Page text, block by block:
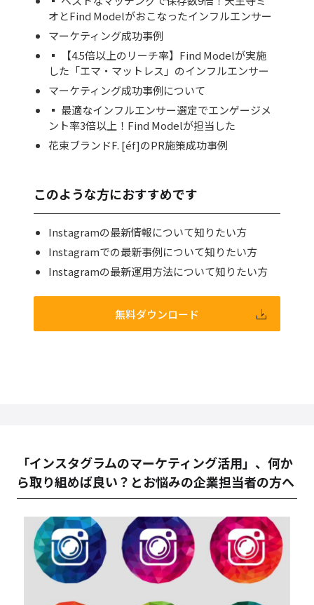
オとFind Modelがおこなったインフルエンサー
マーケティング成功事例
▪ 【4.5倍以上のリーチ率】Find Modelが実施
した「エマ・マットレス」のインフルエンサー
マーケティング成功事例について
▪ 最適なインフルエンサー選定でエンゲージメ
ント率3倍以上！Find Modelが担当した
花束ブランドF. [éf]のPR施策成功事例
このような方におすすめです
Instagramの最新情報について知りたい方
Instagramでの最新事例について知りたい方
Instagramの最新運用方法について知りたい方
「インスタグラムのマーケティング活用」、何か
ら取り組めば良い？とお悩みの企業担当者の方へ